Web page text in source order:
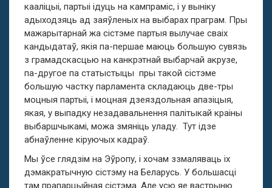
кааліцыі, партыі ідуць на кампраміс, і у выніку
адыходзяць ад заяўленых на выбарах праграм. Пры
мажарытарнай жа сістэме партыя вылучае сваіх
кандыдатаў, якія па-першае маюць большую сувязь
з грамадскасцью на канкрэтнай выбарчай акрузе,
па-другое па статыстыцы пры такой сістэме
большую частку парламента складаюць две-тры
моцныя партыі, і моцная дзеяздольная апазіцыя,
якая, у выпадку незадавальнення палітыкай краіны
выбаршчыкамі, можа змяніць уладу. Тут ідзе
абнаўленне кіруючых кадраў.
Мы ўсе глядзім на Эўропу, і хочам ззмаляваць іх
дэмакратычную сістэму на Беларусь. У большасці
там прапарцыйная сістэма. Але усю яе вастрыню